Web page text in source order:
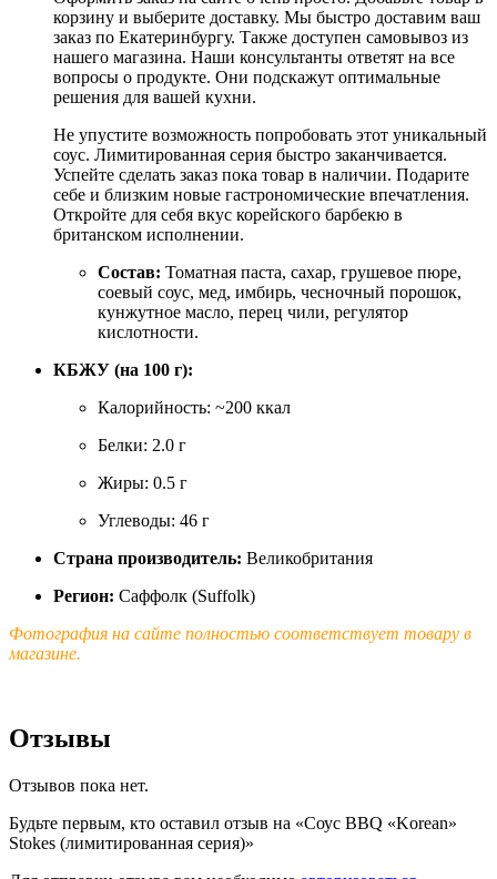
корзину и выберите доставку. Мы быстро доставим ваш
заказ по Екатеринбургу. Также доступен самовывоз из
нашего магазина. Наши консультанты ответят на все
вопросы о продукте. Они подскажут оптимальные
решения для вашей кухни.
Не упустите возможность попробовать этот уникальный
соус. Лимитированная серия быстро заканчивается.
Успейте сделать заказ пока товар в наличии. Подарите
себе и близким новые гастрономические впечатления.
Откройте для себя вкус корейского барбекю в
британском исполнении.
Состав: Томатная паста, сахар, грушевое пюре,
соевый соус, мед, имбирь, чесночный порошок,
кунжутное масло, перец чили, регулятор
кислотности.
КБЖУ (на 100 г):
Калорийность: ~200 ккал
Белки: 2.0 г
Жиры: 0.5 г
Углеводы: 46 г
Страна производитель: Великобритания
Регион: Саффолк (Suffolk)
Фотография на сайте полностью соответствует товару в
магазине.
Отзывы
Отзывов пока нет.
Будьте первым, кто оставил отзыв на «Соус BBQ «Korean»
Stokes (лимитированная серия)»